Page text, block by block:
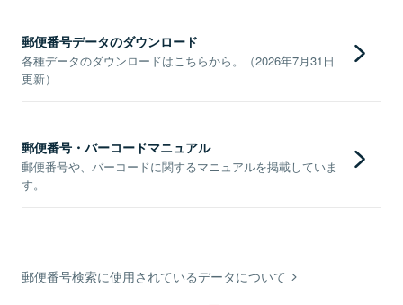
郵便番号データのダウンロード
各種データのダウンロードはこちらから。（2026年7月31日
更新）
郵便番号・バーコードマニュアル
郵便番号や、バーコードに関するマニュアルを掲載していま
す。
郵便番号検索に使用されているデータについて